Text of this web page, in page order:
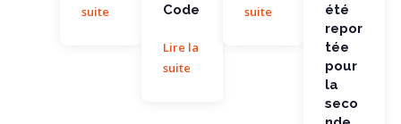
suite
Code
Lire la
suite
suite
été
repor
tée
pour
la
seco